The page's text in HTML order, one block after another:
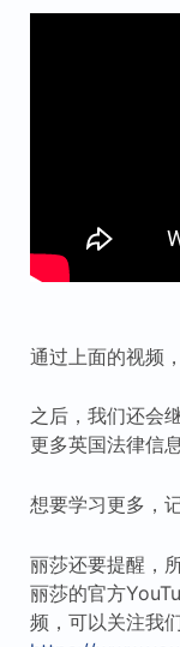
通过上面的视频
之后，我们还会
更多英国法律信息
想要学习更多，
丽莎还要提醒，
丽莎的官方
频，可以关注我